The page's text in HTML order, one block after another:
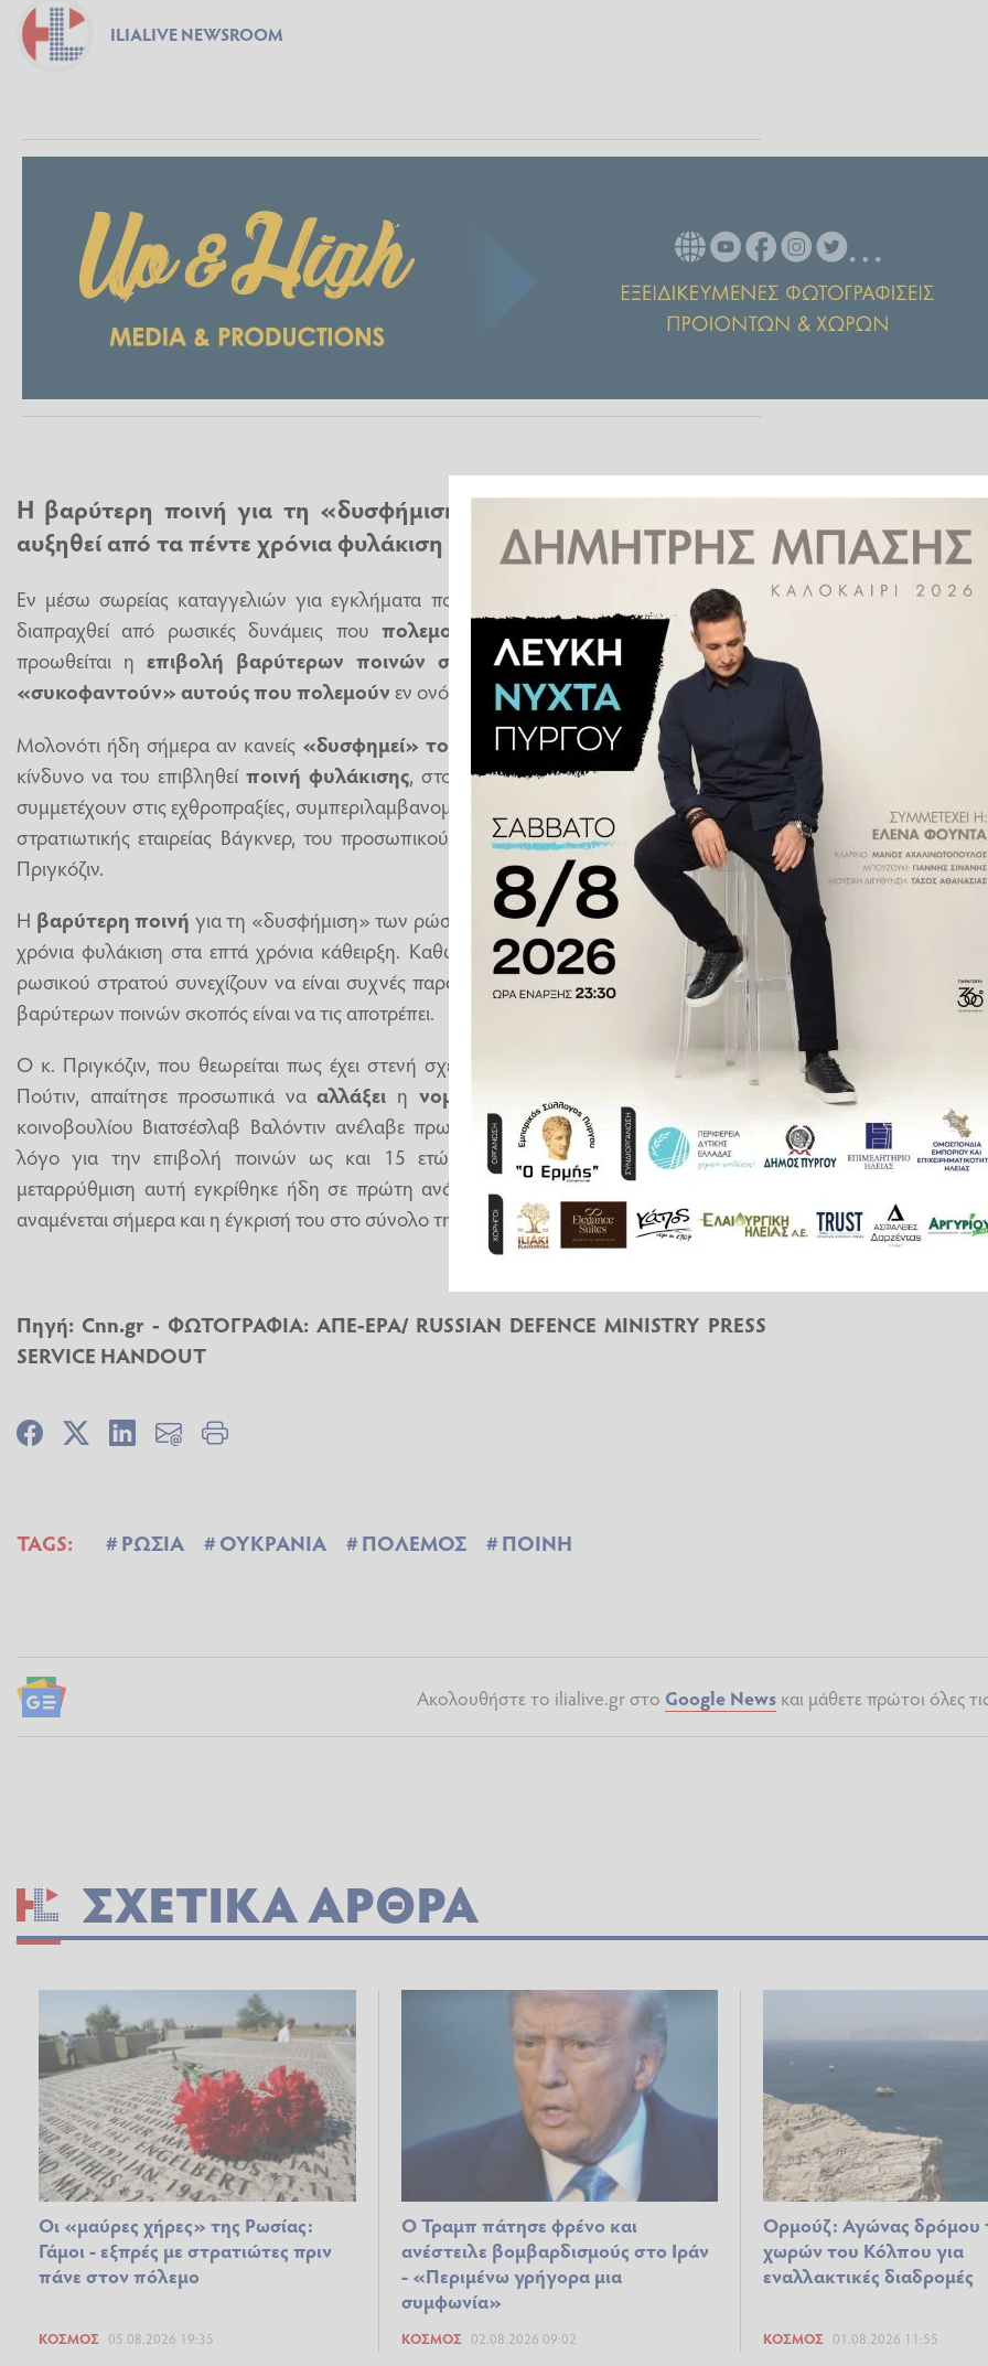
ILIALIVE NEWSROOM
Η βαρύτερη ποινή για τη «δυσφήμιση» των ρώσων μαχητών θα
αυξηθεί από τα πέντε χρόνια φυλάκιση στα επτά χρόνια κάθειρξη
Εν μέσω σωρείας καταγγελιών για εγκλήματα πολέμου, τα οποία φέρονται να έχουν
διαπραχθεί από ρωσικές δυνάμεις πουπολεμούν στην Ουκρανία, στη Μόσχα
προωθείται η επιβολή βαρύτερων ποινών σε βάρος όσων «δυσφημούν» ή
«συκοφαντούν» αυτούς που πολεμούνεν ονόματι τηςΡωσίας.
Μολονότι ήδη σήμερα αν κανείς «δυσφημεί» τον ρωσικό στρατόαντιμετωπίζει τον
κίνδυνο να του επιβληθεί ποινή φυλάκισης, στο μέλλον αυτό θα αφορά όλους όσοι
συμμετέχουν στις εχθροπραξίες, συμπεριλαμβανομένων των μισθοφόρων της ιδιωτικής
στρατιωτικής εταιρείας Βάγκνερ, του προσωπικού στρατού του επιχειρηματία Γεβγκένι
Πριγκόζιν.
Η βαρύτερη ποινή για τη «δυσφήμιση» των ρώσων μαχητών θα αυξηθεί από τα πέντε
χρόνια φυλάκιση στα επτά χρόνια κάθειρξη. Καθώς οι επικρίσεις για τις ενέργειες του
ρωσικού στρατού συνεχίζουν να είναι συχνές παρά τη δρακόντεια νομοθεσία, η απειλή
βαρύτερων ποινών σκοπός είναι να τις αποτρέπει.
Ο κ. Πριγκόζιν, που θεωρείται πως έχει στενή σχέση με τον ρώσο πρόεδρο Βλαντίμιρ
Πούτιν, απαίτησε προσωπικά νααλλάξει η νομοθεσία
. Ο πρόεδρος του ρωσικού
κοινοβουλίου Βιατσέσλαβ Βαλόντιν ανέλαβε πρωτοβουλία για αυτό — αρχικά έκανε
λόγο για την επιβολή ποινών ως και 15 ετών κάθειρξης. Σχέδιο νόμου για τη
μεταρρύθμιση αυτή εγκρίθηκε ήδη σε πρώτη ανάγνωση. Η ψήφισή του κατ’ άρθρον
αναμένεται σήμερα και η έγκρισή του στο σύνολο τη 14η Μαρτίου.
Πηγή: Cnn.gr - ΦΩΤΟΓΡΑΦΙΑ: ΑΠΕ-ΕΡΑ/ RUSSIAN DEFENCE MINISTRY PRESS
SERVICE HANDOUT
TAGS: ΡΩΣΙΑ ΟΥΚΡΑΝΙΑ ΠΟΛΕΜΟΣ ΠΟΙΝΗ
Ακολουθήστε το ilialive.gr στο Google Newsκαι μάθετε πρώτοι όλες
ΣΧΕΤΙΚΆ ΆΡΘΡΑ
Οι «μαύρες χήρες» της Ρωσίας:
Γάμοι - εξπρές με στρατιώτες πριν
πάνε στον πόλεμο
ΚΌΣΜΟΣ 05.08.2026 19:35
Ο Τραμπ πάτησε φρένο και
ανέστειλε βομβαρδισμούς στο Ιράν
- «Περιμένω γρήγορα μια
συμφωνία»
ΚΌΣΜΟΣ 02.08.2026 09:02
Ορμούζ: Αγώνας δρόμου
χωρών του Κόλπου για
εναλλακτικές διαδρομές
ΚΌΣΜΟΣ 01.08.2026 11:55